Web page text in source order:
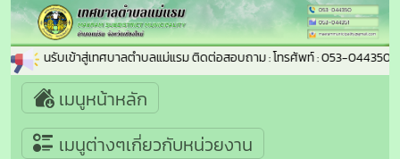
ดีต้อนรับเข้าสู่เทศบาลตำบลแม่แรม ติดต่อสอบถาม : โทรศัพท์ : 053-044350 โ
เมนูหน้าหลัก
เมนูต่างๆเกี่ยวกับหน่วยงาน